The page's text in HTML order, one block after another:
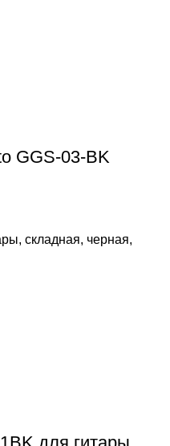
GGS-03-BK
складная, черная,